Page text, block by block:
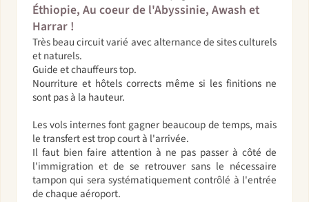
Éthiopie, Au coeur de l'Abyssinie, Awash et
Harrar !
Très beau circuit varié avec alternance de sites culturels
et naturels.
Guide et chauffeurs top.
Nourriture et hôtels corrects même si les finitions ne
sont pas à la hauteur.
Les vols internes font gagner beaucoup de temps, mais
le transfert est trop court à l'arrivée.
Il faut bien faire attention à ne pas passer à côté de
l'immigration et de se retrouver sans le nécessaire
tampon qui sera systématiquement contrôlé à l'entrée
de chaque aéroport.